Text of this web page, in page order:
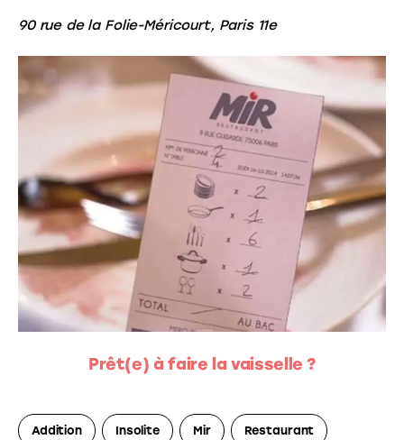
90 rue de la Folie-Méricourt, Paris 11e
Prêt(e) à faire la vaisselle ?
Addition Insolite Mir Restaurant